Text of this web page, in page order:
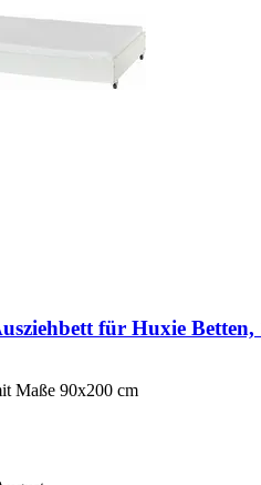
für Huxie Betten,
Maße 90x200 cm